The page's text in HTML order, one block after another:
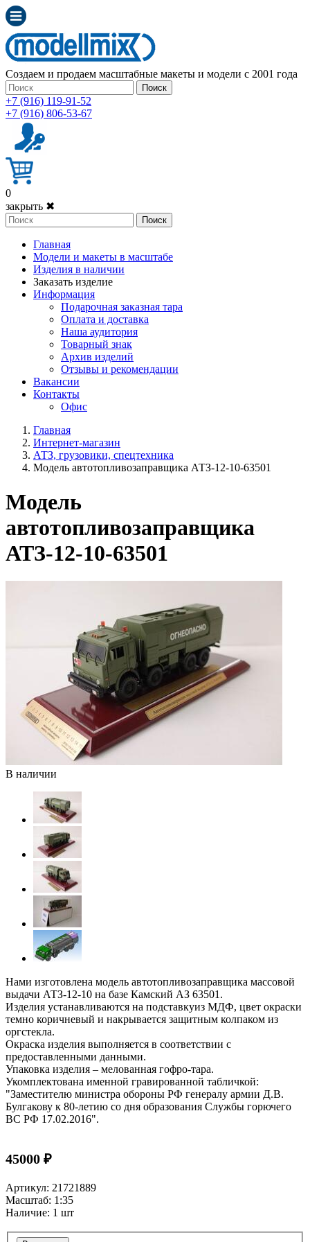
Создаем и продаем масштабные макеты и модели с 2001 года
Поиск
+7 (916) 119-91-52
+7 (916) 806-53-67
0
закрыть ✖
Поиск
Главная
Модели и макеты в масштабе
Изделия в наличии
Заказать изделие
Информация
Подарочная заказная тара
Оплата и доставка
Наша аудитория
Товарный знак
Архив изделий
Отзывы и рекомендации
Вакансии
Контакты
Офис
Главная
Интернет-магазин
АТЗ, грузовики, спецтехника
Модель автотопливозаправщика АТЗ-12-10-63501
Модель
автотопливозаправщика
АТЗ-12-10-63501
В наличии
Нами изготовлена модель автотопливозаправщика массовой
выдачи АТЗ-12-10 на базе Камский АЗ 63501.
Изделия устанавливаются на подставкуиз МДФ, цвет окраски
темно коричневый и накрывается защитным колпаком из
оргстекла.
Окраска изделия выполняется в соответствии с
предоставленными данными.
Упаковка изделия – мелованная гофро-тара.
Укомплектована именной гравированной табличкой:
"Заместителю министра обороны РФ генералу армии Д.В.
Булгакову к 80-летию со дня образования Службы горючего
ВС РФ 17.02.2016".
45000 ₽
Артикул: 21721889
Масштаб: 1:35
Наличие: 1 шт